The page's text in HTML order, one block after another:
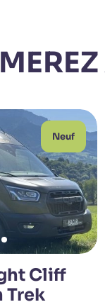
Neuf
Cliff
Trek